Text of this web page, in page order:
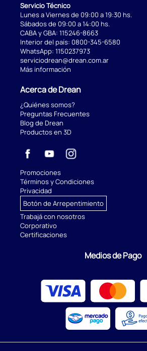
Servicio Técnico
Lunes a Viernes de 09:00 a 19:30 hs.
Sábados de 09:00 a 14:00 hs.
CABA y GBA: 115246-8663
Interior del país: 0800-345-6580
WhatsApp: 1150237973
serviciodrean@drean.com.ar
Más información
Acerca de Drean
¿Quiénes somos?
Preguntas Frecuentes
Blog de Drean
Productos en 3D
Promociones
Términos y Condiciones
Privacidad
Botón de Arrepentimiento
Trabajá con nosotros
Corporativo
Certificaciones
Medios de Pago